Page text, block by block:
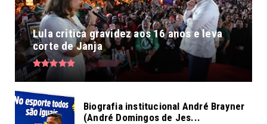
Lula critica gravidez aos 16 anos e leva
corte de Janja
Biografia institucional André Brayner
(André Domingos de Jes...